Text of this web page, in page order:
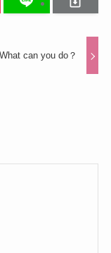
What can you do？